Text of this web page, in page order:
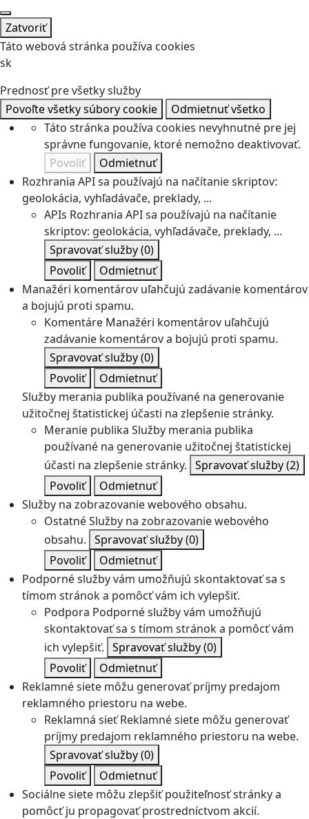
Zatvoriť
Táto webová stránka používa cookies
sk
Prednosť pre všetky služby
Povoľte všetky súbory cookie
Odmietnuť všetko
Táto stránka používa cookies nevyhnutné pre jej
správne fungovanie, ktoré nemožno deaktivovať.
Povoliť
Odmietnuť
Rozhrania API sa používajú na načítanie skriptov:
geolokácia, vyhľadávače, preklady, ...
APIs Rozhrania API sa používajú na načítanie
skriptov: geolokácia, vyhľadávače, preklady, ...
Spravovať služby(0)
Povoliť
Odmietnuť
Manažéri komentárov uľahčujú zadávanie komentárov
a bojujú proti spamu.
Komentáre Manažéri komentárov uľahčujú
zadávanie komentárov a bojujú proti spamu.
Spravovať služby(0)
Povoliť
Odmietnuť
Služby merania publika používané na generovanie
užitočnej štatistickej účasti na zlepšenie stránky.
Meranie publika Služby merania publika
používané na generovanie užitočnej štatistickej
účasti na zlepšenie stránky. Spravovať služby(2)
Povoliť
Odmietnuť
Služby na zobrazovanie webového obsahu.
OstatnéSlužby na zobrazovanie webového
obsahu. Spravovať služby(0)
Povoliť
Odmietnuť
Podporné služby vám umožňujú skontaktovať sa s
tímom stránok a pomôcť vám ich vylepšiť.
Podpora Podporné služby vám umožňujú
skontaktovať sa s tímom stránok a pomôcť vám
ich vylepšiť. Spravovať služby(0)
Povoliť
Odmietnuť
Reklamné siete môžu generovať príjmy predajom
reklamného priestoru na webe.
Reklamná sieť Reklamné siete môžu generovať
príjmy predajom reklamného priestoru na webe.
Spravovať služby(0)
Povoliť
Odmietnuť
Sociálne siete môžu zlepšiť použiteľnosť stránky a
pomôcť ju propagovať prostredníctvom akcií.